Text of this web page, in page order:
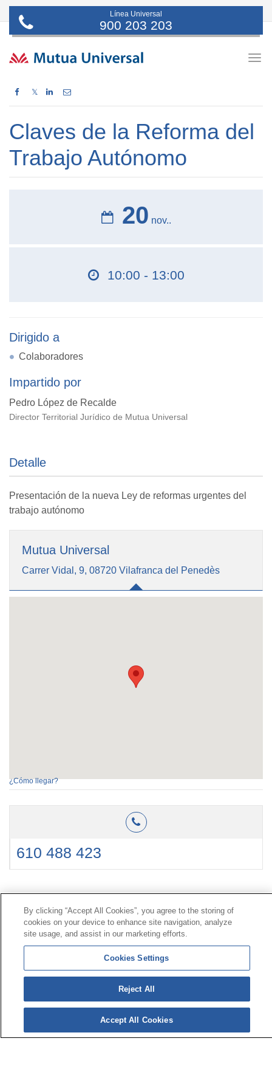
Línea Universal
900 203 203
𝕏
Claves de la Reforma del
Trabajo Autónomo
20 nov..
10:00 - 13:00
Dirigido a
Colaboradores
Impartido por
Pedro López de Recalde
Director Territorial Jurídico de Mutua Universal
Detalle
Presentación de la nueva Ley de reformas urgentes del
trabajo autónomo
Mutua Universal
Carrer Vidal, 9, 08720 Vilafranca del Penedès
¿Cómo llegar?
610 488 423
Línea Universal 900 203 203 |Zona Privada Comisión de
Prestaciones Especiales|Zona Privada Proveedor
© Mutua Universal 2026 | Mapa del sitio | Aviso legal
Política de Protección de Datos
cookies
Síguenos en:
By clicking “Accept All Cookies”, you agree to the storing of
cookies on your device to enhance site navigation, analyze
site usage, and assist in our marketing efforts.
Cookies Settings
Reject All
Accept All Cookies